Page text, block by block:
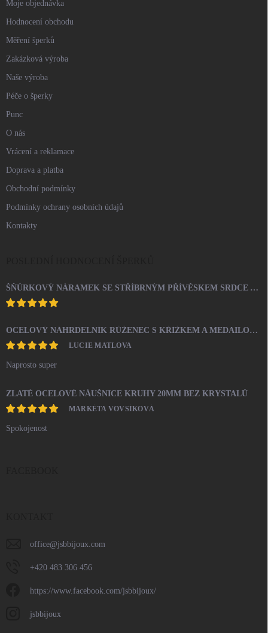
Moje objednávka
Hodnocení obchodu
Měření šperků
Zakázková výroba
Naše výroba
Péče o šperky
Punc
O nás
Vrácení a reklamace
Doprava a platba
Obchodní podmínky
Podmínky ochrany osobních údajů
Kontakty
ŠŇŮRKOVÝ NÁRAMEK SE STŘÍBRNÝM PŘÍVĚSKEM SRDCE A KRYSTALY SWAROVSKI CRYSTAL (STŘÍBRO 925/1000)
OCELOVÝ NÁHRDELNÍK RŮŽENEC S KŘÍŽKEM A MEDAILONEM
LUCIE MATLOVA
Naprosto super
ZLATÉ OCELOVÉ NÁUŠNICE KRUHY 20MM BEZ KRYSTALŮ
MARKÉTA VOVSÍKOVÁ
Spokojenost
office@jsbbijoux.com
+420 483 306 456
https://www.facebook.com/jsbbijoux/
jsbbijoux